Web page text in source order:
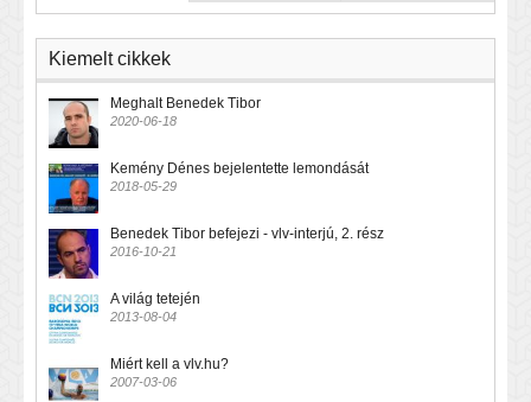
Kiemelt cikkek
Meghalt Benedek Tibor
2020-06-18
Kemény Dénes bejelentette lemondását
2018-05-29
Benedek Tibor befejezi - vlv-interjú, 2. rész
2016-10-21
A világ tetején
2013-08-04
Miért kell a vlv.hu?
2007-03-06